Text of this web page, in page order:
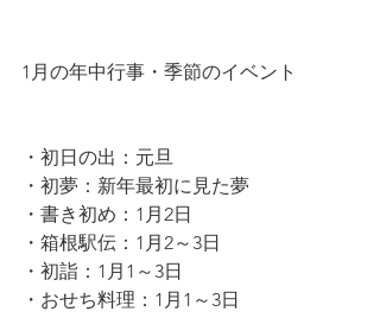
1月の年中行事・季節のイベント
・初日の出：元旦
・初夢：新年最初に見た夢
・書き初め：1月2日
・箱根駅伝：1月2～3日
・初詣：1月1～3日
・おせち料理：1月1～3日